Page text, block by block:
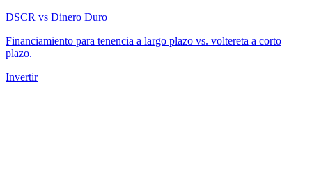
DSCR vs Dinero Duro
Financiamiento para tenencia a largo plazo vs. voltereta a corto
plazo.
Invertir